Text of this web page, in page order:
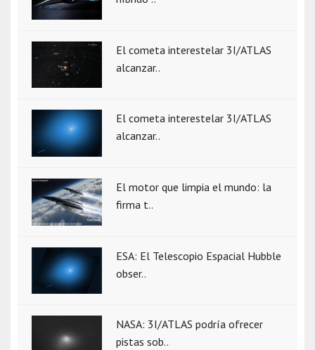
El cometa interestelar 3I/ATLAS
alcanzar..
El cometa interestelar 3I/ATLAS
alcanzar..
El motor que limpia el mundo: la
firma t..
ESA: El Telescopio Espacial Hubble
obser..
NASA: 3I/ATLAS podría ofrecer
pistas sob..